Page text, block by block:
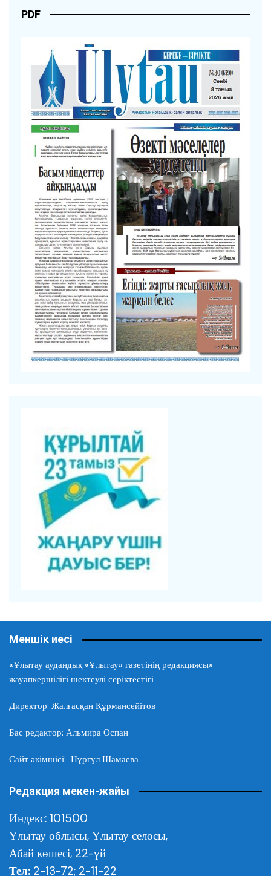
PDF
Меншік иесі
«Ұлытау аудандық «Ұлытау» газетінің редакциясы»
жауапкершілігі шектеулі серіктестігі
Директор: Жалғасқан Құрмансейітов
Бас редактор: Альмира Оспан
Сайт әкімшісі: Нұргүл Шамаева
Редакция мекен-жайы
Индекс: 101500
Ұлытау облысы, Ұлытау селосы,
Абай көшесі, 22-үй
Тел: 2-13-72; 2-11-22